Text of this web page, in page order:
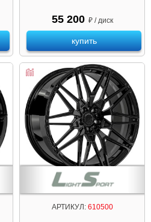
55 200 ₽ / диск
купить
АРТИКУЛ:610500